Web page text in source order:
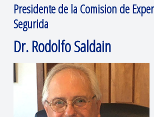
Presidente de la Comision de
Segurida
Dr. Rodolfo Saldain